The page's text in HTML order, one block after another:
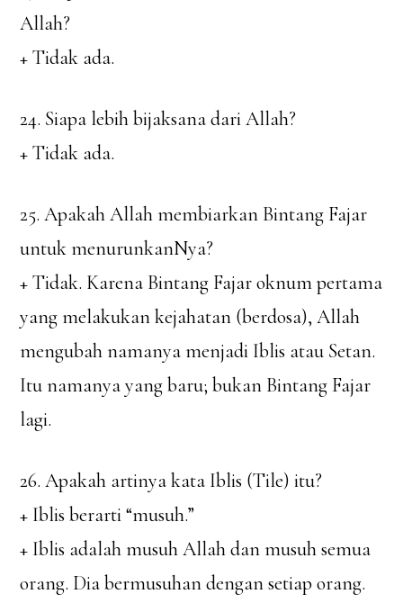
Allah?
+ Tidak ada.
24. Siapa lebih bijaksana dari Allah?
+ Tidak ada.
25. Apakah Allah membiarkan Bintang Fajar
untuk menurunkanNya?
+ Tidak. Karena Bintang Fajar oknum pertama
yang melakukan kejahatan (berdosa), Allah
mengubah namanya menjadi Iblis atau Setan.
Itu namanya yang baru; bukan Bintang Fajar
lagi.
26. Apakah artinya kata Iblis (Tile) itu?
+ Iblis berarti “musuh.”
+ Iblis adalah musuh Allah dan musuh semua
orang. Dia bermusuhan dengan setiap orang.